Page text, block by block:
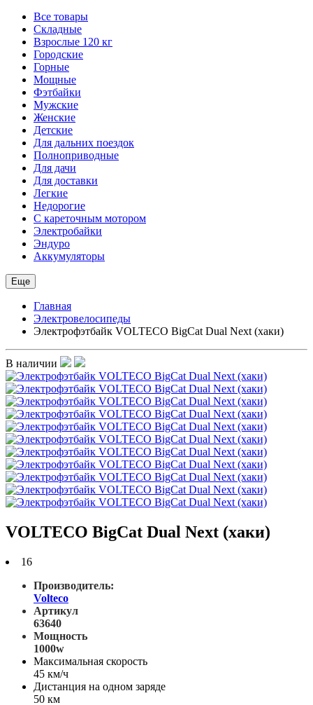
Все товары
Складные
Взрослые 120 кг
Городские
Горные
Мощные
Фэтбайки
Мужские
Женские
Детские
Для дальних поездок
Полноприводные
Для дачи
Для доставки
Легкие
Недорогие
С кареточным мотором
Электробайки
Эндуро
Аккумуляторы
Еще
Главная
Электровелосипеды
Электрофэтбайк VOLTECO BigCat Dual Next (хаки)
В наличии
VOLTECO BigCat Dual Next (хаки)
16
Производитель:
Volteco
Артикул
63640
Мощность
1000w
Максимальная скорость
45 км/ч
Дистанция на одном заряде
50 км